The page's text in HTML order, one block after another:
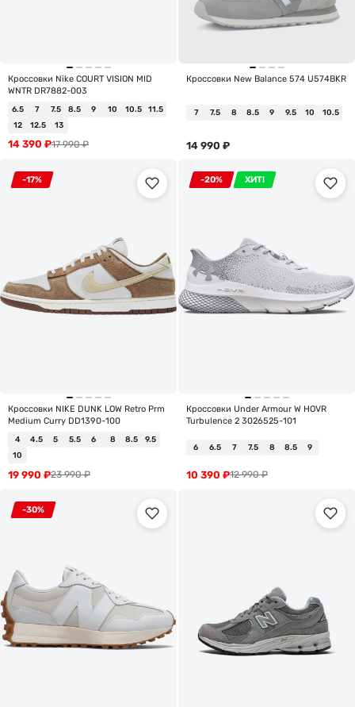
Кроссовки Nike COURT VISION MID
WNTR DR7882-003
6.5 7 7.5 8.5 9 10 10.5
11.5
12
12.5 13
17 990₽
14 390 ₽
Кроссовки New Balance 574 U574BKR
7 7.5 8 8.5 9 9.5 10 10.5
14 990 ₽
-17%
Кроссовки NIKE DUNK LOW Retro Prm
Medium Curry DD1390-100
4 4.5 5 5.5 6 8 8.5
9.5
10
23 990₽
19 990 ₽
-20% ХИТ!
Кроссовки Under Armour W HOVR
Turbulence 2 3026525-101
6 6.5 7 7.5 8 8.5 9
12 990₽
10 390 ₽
-30%